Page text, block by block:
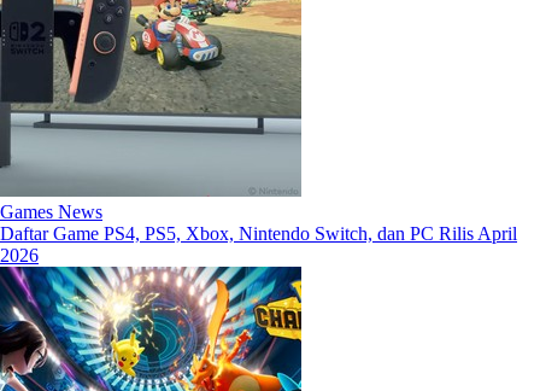
Games News
Daftar Game PS4, PS5, Xbox, Nintendo Switch, dan PC Rilis April
2026